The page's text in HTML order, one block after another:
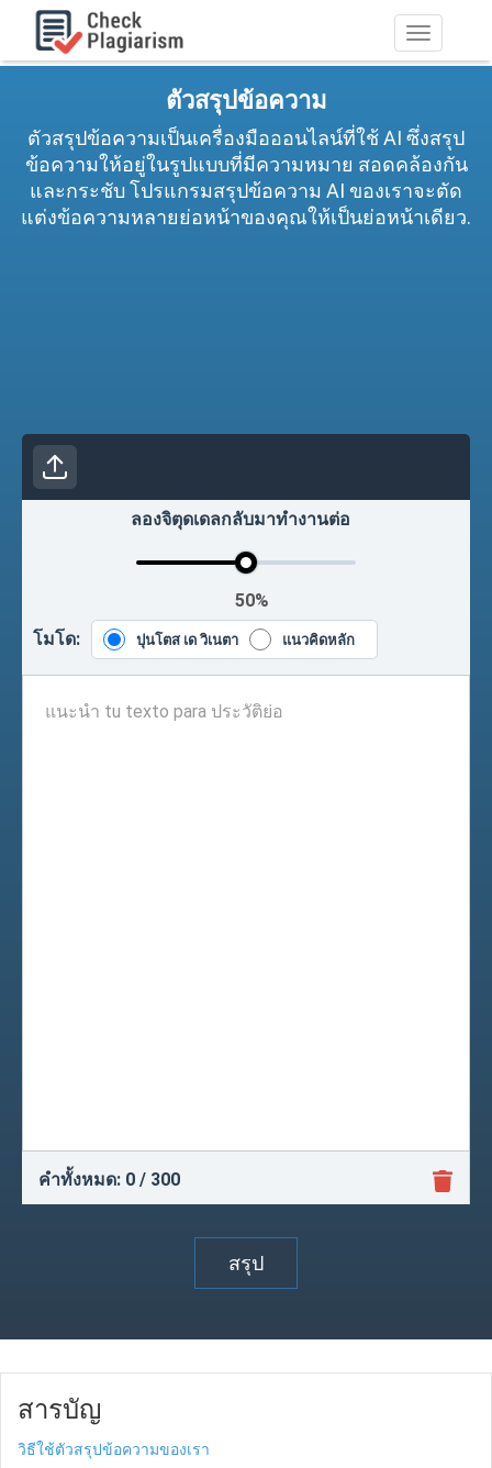
ไม่
ต้อง
ทาง
ตัวสรุปข้อความ
ตัวสรุปข้อความเป็นเครื่องมือออนไลน์ที่ใช้ AI ซึ่งสรุป
ข้อความให้อยู่ในรูปแบบที่มีความหมาย สอดคล้องกัน
และกระชับ โปรแกรมสรุปข้อความ AI ของเราจะตัด
แต่งข้อความหลายย่อหน้าของคุณให้เป็นย่อหน้าเดียว.
ลองจิตุดเดลกลับมาทำงานต่อ
50%
โมโด:
ปุนโตส เด วิเนตา แนวคิดหลัก
คำทั้งหมด: 0 / 300
สรุป
สารบัญ
วิธีใช้ตัวสรุปข้อความของเรา